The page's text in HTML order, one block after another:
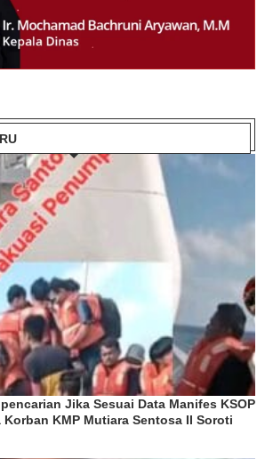
Jika Sesuai Data Manifes KSOP
Korban KMP Mutiara Sentosa II Soroti